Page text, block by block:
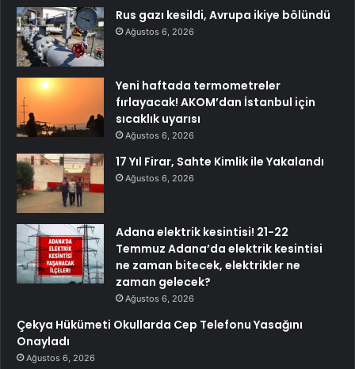
Rus gazı kesildi, Avrupa ikiye bölündü
Ağustos 6, 2026
Yeni haftada termometreler
fırlayacak! AKOM’dan İstanbul için
sıcaklık uyarısı
Ağustos 6, 2026
17 Yıl Firar, Sahte Kimlik ile Yakalandı
Ağustos 6, 2026
Adana elektrik kesintisi! 21-22
Temmuz Adana’da elektrik kesintisi
ne zaman bitecek, elektrikler ne
zaman gelecek?
Ağustos 6, 2026
Çekya Hükümeti Okullarda Cep Telefonu Yasağını
Onayladı
Ağustos 6, 2026